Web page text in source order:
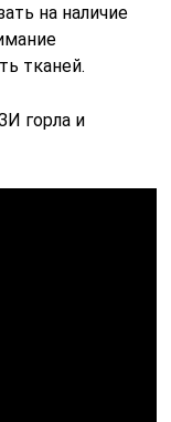
на наличие
тканей.
горла и